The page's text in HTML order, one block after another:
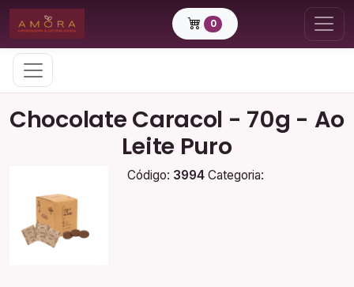
0
Chocolate Caracol - 70g - Ao
Leite Puro
Código: 3994 Categoria: